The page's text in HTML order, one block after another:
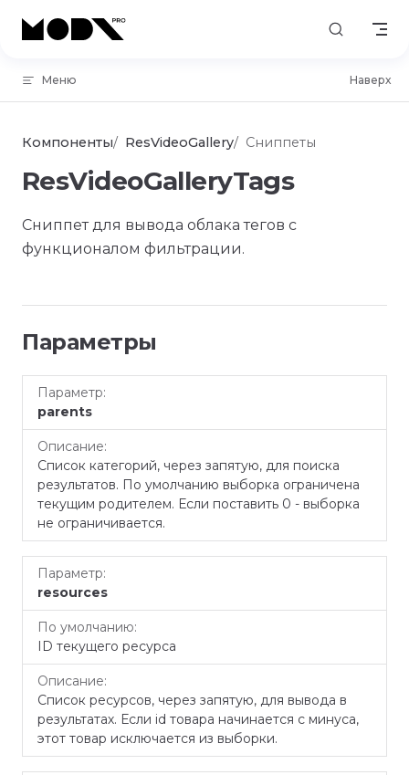
Skip to content
Меню Наверх
Компоненты ResVideoGallery Сниппеты
ResVideoGalleryTags
Сниппет для вывода облака тегов с
функционалом фильтрации.
Параметры
Параметр
parents
Список категорий, через запятую, для поиска
результатов. По умолчанию выборка ограничена
текущим родителем. Если поставить 0 - выборка
не ограничивается.
resources
ID текущего ресурса
Список ресурсов, через запятую, для вывода в
результатах. Если id товара начинается с минуса,
этот товар исключается из выборки.